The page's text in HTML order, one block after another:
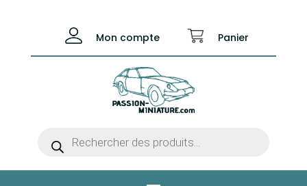
produits
Mon compte Panier